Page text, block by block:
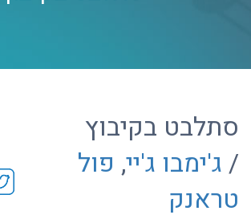
סתלבט בקיבוץ
/ג'ימבו ג'יי, פול
טראנק